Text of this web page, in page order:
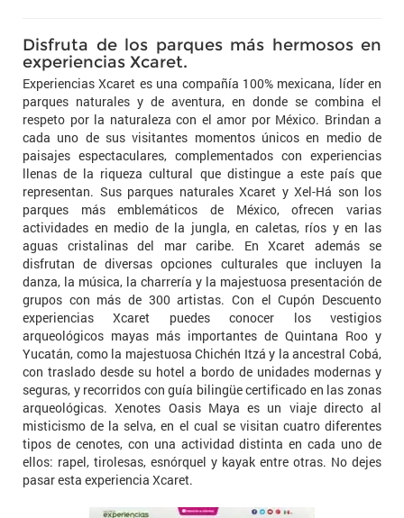
Disfruta de los parques más hermosos en
experiencias Xcaret.
Experiencias Xcaret es una compañía 100% mexicana, líder en
parques naturales y de aventura, en donde se combina el
respeto por la naturaleza con el amor por México. Brindan a
cada uno de sus visitantes momentos únicos en medio de
paisajes espectaculares, complementados con experiencias
llenas de la riqueza cultural que distingue a este país que
representan. Sus parques naturales Xcaret y Xel-Há son los
parques más emblemáticos de México, ofrecen varias
actividades en medio de la jungla, en caletas, ríos y en las
aguas cristalinas del mar caribe. En Xcaret además se
disfrutan de diversas opciones culturales que incluyen la
danza, la música, la charrería y la majestuosa presentación de
grupos con más de 300 artistas. Con el Cupón Descuento
experiencias Xcaret puedes conocer los vestigios
arqueológicos mayas más importantes de Quintana Roo y
Yucatán, como la majestuosa Chichén Itzá y la ancestral Cobá,
con traslado desde su hotel a bordo de unidades modernas y
seguras, y recorridos con guía bilingüe certificado en las zonas
arqueológicas. Xenotes Oasis Maya es un viaje directo al
misticismo de la selva, en el cual se visitan cuatro diferentes
tipos de cenotes, con una actividad distinta en cada uno de
ellos: rapel, tirolesas, esnórquel y kayak entre otras. No dejes
pasar esta experiencia Xcaret.